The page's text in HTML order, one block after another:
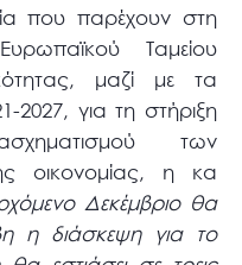
που παρέχουν στη
Ταμείου
μαζί με τα
2027, για τη στήριξη
των
οικονομίας, η κα
Δεκέμβριο θα
η διάσκεψη για το